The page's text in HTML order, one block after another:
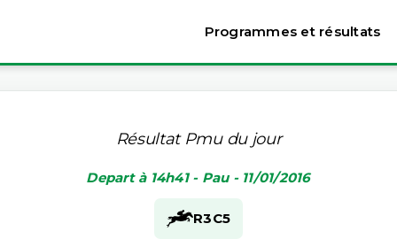
Programmes et résultats
Résultat Pmu du jour
Depart à 14h41 - Pau - 11/01/2016
R3C5